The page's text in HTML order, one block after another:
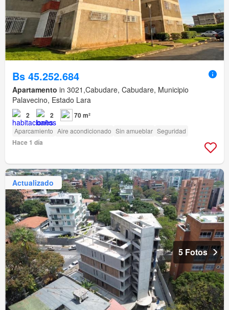
Bs 45.252.684
Apartamento in 3021,Cabudare, Cabudare, Municipio
Palavecino, Estado Lara
2 2 70 m²
Aparcamiento Aire acondicionado Sin amueblar Seguridad
Hace 1 día
Actualizado
5 Fotos